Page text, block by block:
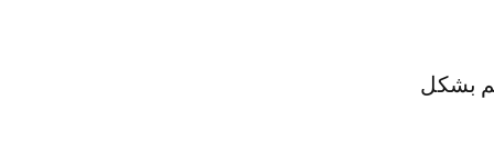
بشكل